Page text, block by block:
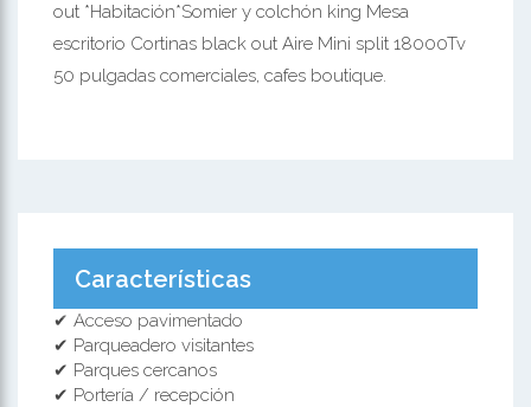
out *Habitación*Somier y colchón king Mesa
escritorio Cortinas black out Aire Mini split 18000Tv
50 pulgadas comerciales, cafes boutique.
Características
✔ Acceso pavimentado
✔ Parqueadero visitantes
✔ Parques cercanos
✔ Portería / recepción